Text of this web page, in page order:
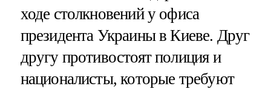
ходе столкновений у офиса
президента Украины в Киеве. Друг
другу противостоят полиция и
националисты, которые требуют